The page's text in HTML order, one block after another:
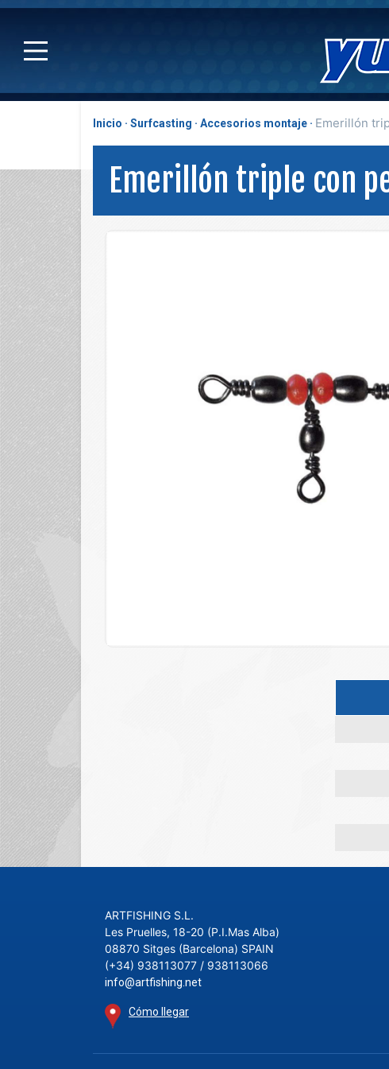
Inicio Surfcasting Accesorios montaje Emerillón
Emerillón triple con
ARTFISHING S.L.
Les Pruelles, 18-20 (P.I.Mas Alba)
08870 Sitges (Barcelona) SPAIN
(+34) 938113077 / 938113066
info@artfishing.net
Cómo llegar